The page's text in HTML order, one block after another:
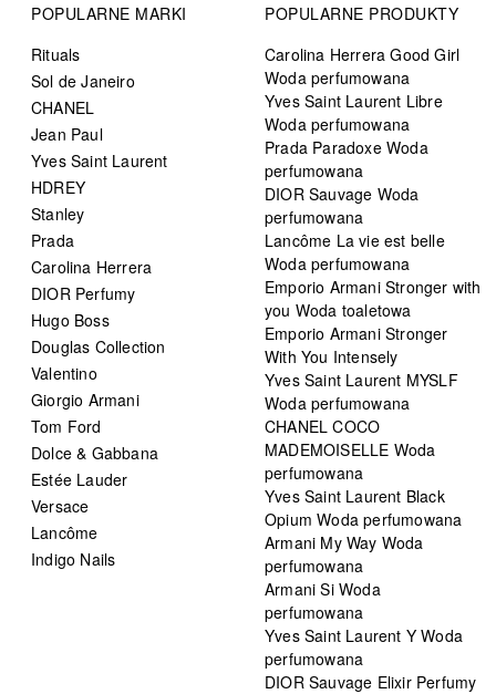
POPULARNE MARKI
Rituals
Sol de Janeiro
CHANEL
Jean Paul
Yves Saint Laurent
HDREY
Stanley
Prada
Carolina Herrera
DIOR Perfumy
Hugo Boss
Douglas Collection
Valentino
Giorgio Armani
Tom Ford
Dolce & Gabbana
Estée Lauder
Versace
Lancôme
Indigo Nails
POPULARNE PRODUKTY
Carolina Herrera Good Girl
Woda perfumowana
Yves Saint Laurent Libre
Woda perfumowana
Prada Paradoxe Woda
perfumowana
DIOR Sauvage Woda
perfumowana
Lancôme La vie est belle
Woda perfumowana
Emporio Armani Stronger with
you Woda toaletowa
Emporio Armani Stronger
With You Intensely
Yves Saint Laurent MYSLF
Woda perfumowana
CHANEL COCO
MADEMOISELLE Woda
perfumowana
Yves Saint Laurent Black
Opium Woda perfumowana
Armani My Way Woda
perfumowana
Armani Si Woda
perfumowana
Yves Saint Laurent Y Woda
perfumowana
DIOR Sauvage Elixir Perfumy